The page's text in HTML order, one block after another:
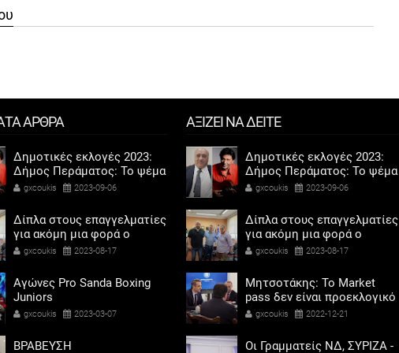
ΑΡΘΡΑ
Δημοτικές εκλογές 2023:
Δήμος Περάματος: Το ψέμα
τελικά έχει κοντά ποδάρια
gxcoukis 2023-09-06
Δίπλα στους επαγγελματίες
για ακόμη μια φορά ο
Αντιδήμαρχος προσόδων
Καψοκόλης
gxcoukis 2023-08-17
Αγώνες Pro Sanda Boxing
Juniors
gxcoukis 2023-03-07
ΒΡΑΒΕΥΣΗ
ΑΞΙΖΕΙ ΝΑ ΔΕΙΤΕ
Δημοτικές εκλογές 2023:
Δήμος Περάματος: Το ψέμα
τελικά έχει κοντά ποδάρια
gxcoukis 2023-09-06
Δίπλα στους επαγγελματίες
για ακόμη μια φορά ο
Αντιδήμαρχος προσόδων
Καψοκόλης
gxcoukis 2023-08-17
Μητσοτάκης: Το Market
pass δεν είναι προεκλογικό
αντίδωρο - Ενοχλήθηκαν οι
gxcoukis 2022-12-21
Οι Γραμματείς ΝΔ, ΣΥΡΙΖΑ -